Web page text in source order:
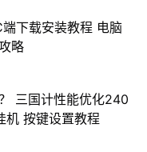
下载安装教程 电脑
略
三国计性能优化240
机 按键设置教程